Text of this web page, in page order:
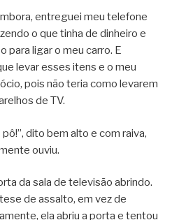
entreguei meu telefone
o que tinha de dinheiro e
para ligar o meu carro. E
levar esses itens e o meu
pois não teria como levarem
de TV.
dito bem alto e com raiva,
ouviu.
da sala de televisão abrindo.
de assalto, em vez de
ela abriu a porta e tentou